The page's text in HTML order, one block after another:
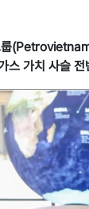
가치 사슬